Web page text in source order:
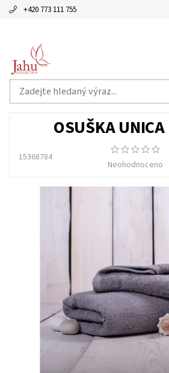
+420 773 111 755
OSUŠKA
15368784
Neohodnoceno